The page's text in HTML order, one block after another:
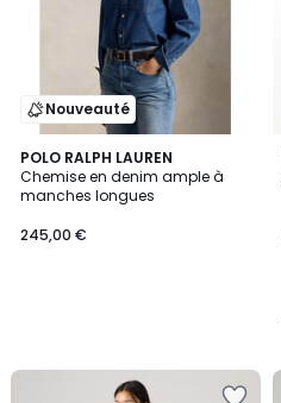
Nouveauté
POLO RALPH LAUREN
Chemise en denim ample à
manches longues
245,00 €